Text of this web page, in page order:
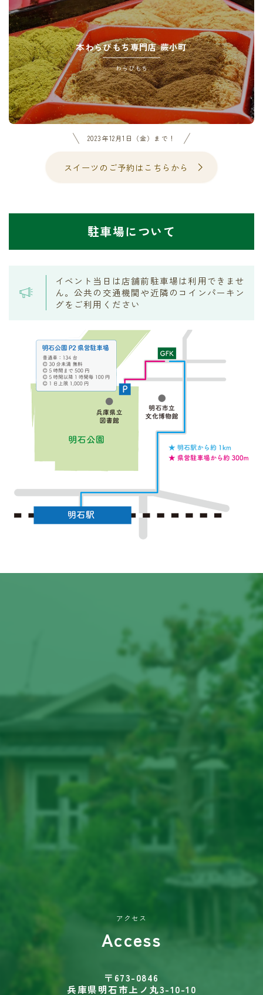
わらびもち
本わらびもち専門店 蕨小町
2023年12月1日（金）まで！
スイーツのご予約はこちらから
駐車場について
イベント当日は店舗前駐車場は利用できませ
ん。公共の交通機関や近隣のコインパーキン
グをご利用ください
アクセス
Access
〒673-0846
兵庫県明石市上ノ丸3-10-10